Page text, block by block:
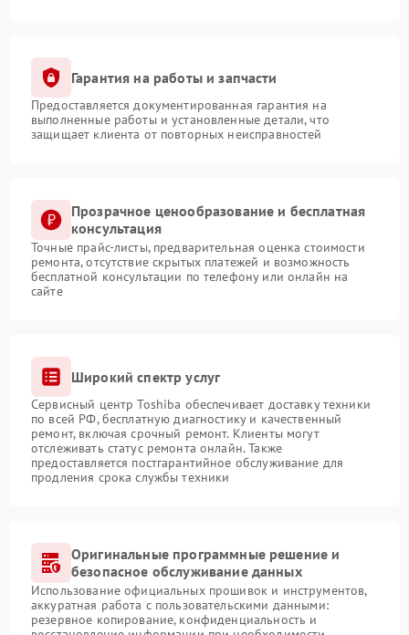
Гарантия на работы и запчасти
Предоставляется документированная гарантия на
выполненные работы и установленные детали, что
защищает клиента от повторных неисправностей
Прозрачное ценообразование и бесплатная
консультация
Точные прайс-листы, предварительная оценка стоимости
ремонта, отсутствие скрытых платежей и возможность
бесплатной консультации по телефону или онлайн на
сайте
Широкий спектр услуг
Сервисный центр Toshiba обеспечивает доставку техники
по всей РФ, бесплатную диагностику и качественный
ремонт, включая срочный ремонт. Клиенты могут
отслеживать статус ремонта онлайн. Также
предоставляется постгарантийное обслуживание для
продления срока службы техники
Оригинальные программные решение и
безопасное обслуживание данных
Использование официальных прошивок и инструментов,
аккуратная работа с пользовательскими данными:
резервное копирование, конфиденциальность и